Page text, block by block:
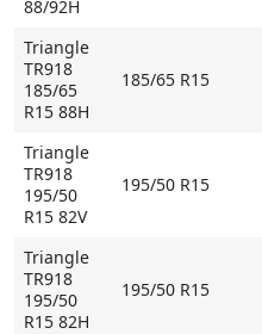
88/92H
Triangle
TR918
185/65
R15 88H
185/65 R15
Triangle
TR918
195/50
R15 82V
195/50 R15
Triangle
TR918
195/50
R15 82H
195/50 R15